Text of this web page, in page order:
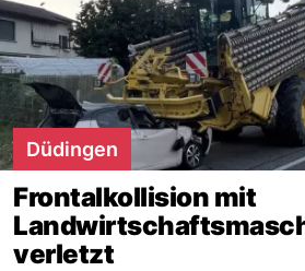
Düdingen
Frontalkollision mit
verletzt